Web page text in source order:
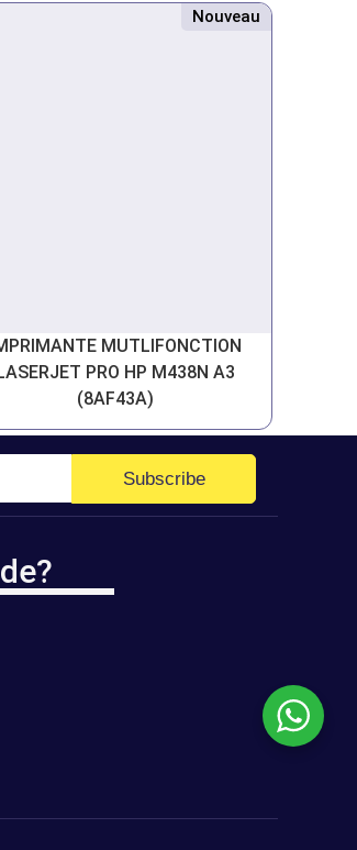
Nouveau
MUTLIFONCTION
PRO HP M438N A3
(8AF43A)
Subscribe